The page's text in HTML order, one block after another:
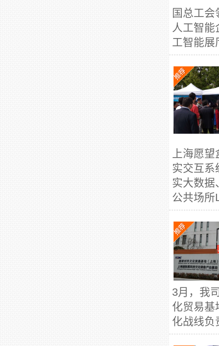
国总工会
人工智能
工智能展
上海愿
实交互系
实大数据
公共场所
3月，我
化贸易基
化战线